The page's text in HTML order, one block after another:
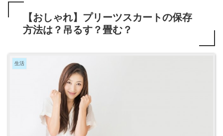
【おしゃれ】プリーツスカートの保存
方法は？吊るす？畳む？
生活